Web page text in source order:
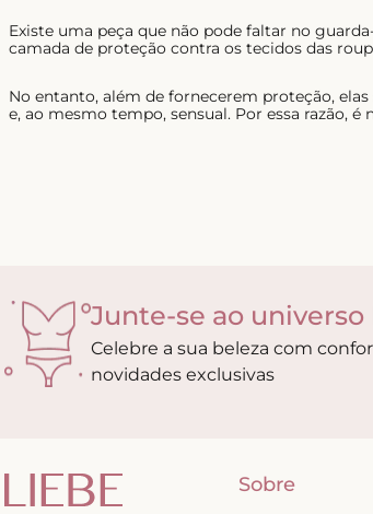
Existe uma peça que não pode faltar no
camada de proteção contra os tecidos das
No entanto, além de fornecerem proteção,
e, ao mesmo tempo, sensual. Por essa razão,
Junte-se ao universo
Celebre a sua beleza com
novidades exclusivas
Sobre